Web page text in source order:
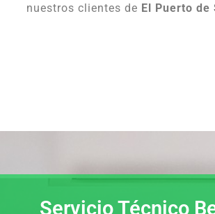
nuestros clientes de El Puerto de
Servicio Técnico